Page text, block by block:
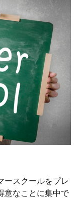
ースクールをプレ
意なことに集中で